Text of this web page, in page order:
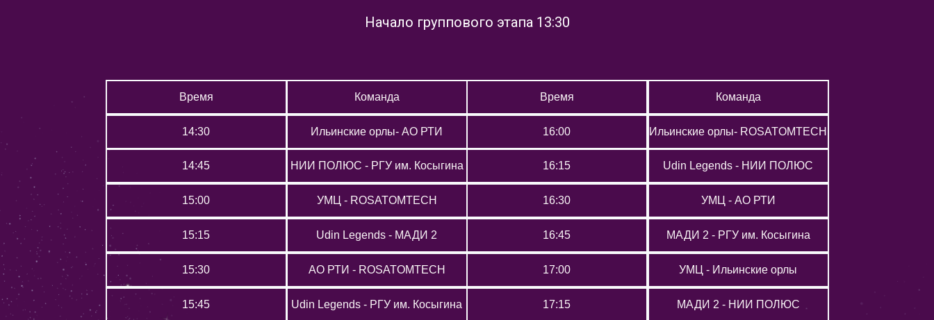
Начало группового этапа 13:30
Время Команда Время Команда
14:30 Ильинские орлы- АО РТИ Ильинские орлы- ROSATOMTECH
14:45 НИИ ПОЛЮС - РГУ им. Косыгина 16:15
15:00 УМЦ - ROSATOMTECH 16:30 УМЦ - АО РТИ
15:15 Udin Legends - МАДИ 2 16:45 МАДИ 2 - РГУ им. Косыгина
15:30 АО РТИ - ROSATOMTECH 17:00 УМЦ - Ильинские орлы
16:00
Udin Legends - НИИ ПОЛЮС
15:45 Udin Legends - РГУ им. Косыгина 17:15 МАДИ 2 - НИИ ПОЛЮС